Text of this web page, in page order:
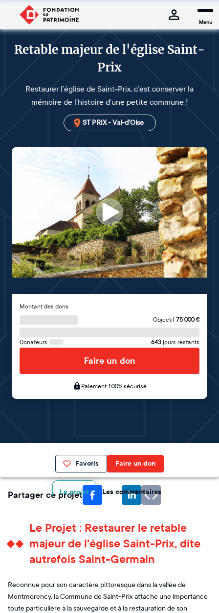
Menu
Retable majeur de l'église Saint-
Prix
Restaurer l’église de Saint-Prix, c’est conserver la
mémoire de l’histoire d’une petite commune !
ST PRIX - Val-d'Oise
Montant des dons
Objectif 75 000€
Donateurs 643 jours restants
Faire un don
Paiement 100% sécurisé
Favoris Faire un don
Le projet Les commentaires
Partager ce projet
Le Projet : Restaurer le retable
majeur de l'église Saint-Prix, dite
autrefois Saint-Germain
Reconnue pour son caractère pittoresque dans la vallée de
Montmorency, la Commune de Saint-Prix attache une importance
toute particulière à la sauvegarde et à la restauration de son